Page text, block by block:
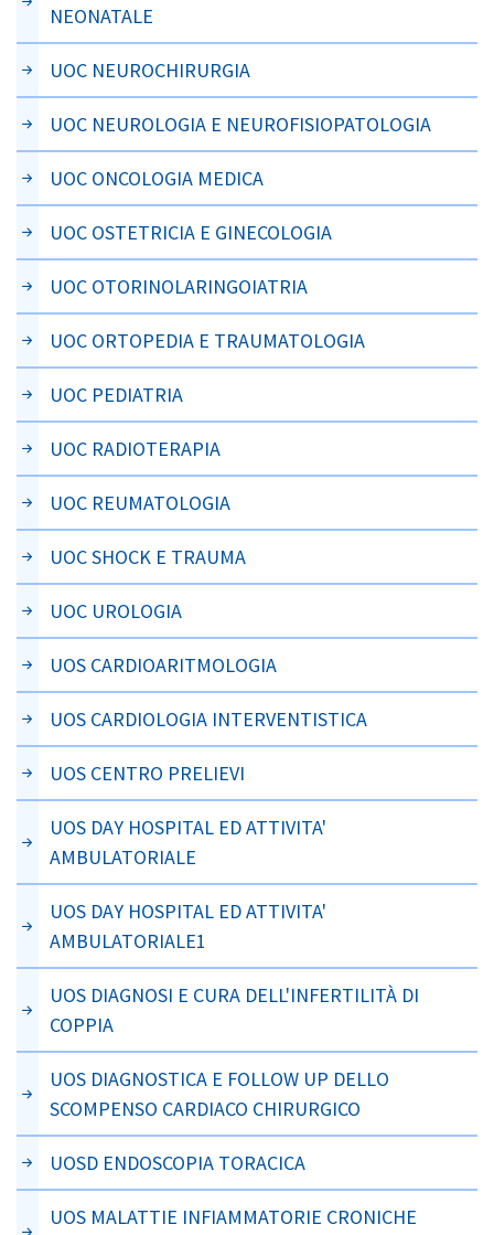
NEONATALE
UOC NEUROCHIRURGIA
UOC NEUROLOGIA E NEUROFISIOPATOLOGIA
UOC ONCOLOGIA MEDICA
UOC OSTETRICIA E GINECOLOGIA
UOC OTORINOLARINGOIATRIA
UOC ORTOPEDIA E TRAUMATOLOGIA
UOC PEDIATRIA
UOC RADIOTERAPIA
UOC REUMATOLOGIA
UOC SHOCK E TRAUMA
UOC UROLOGIA
UOS CARDIOARITMOLOGIA
UOS CARDIOLOGIA INTERVENTISTICA
UOS CENTRO PRELIEVI
UOS DAY HOSPITAL ED ATTIVITA'
AMBULATORIALE
UOS DAY HOSPITAL ED ATTIVITA'
AMBULATORIALE1
UOS DIAGNOSI E CURA DELL'INFERTILITÀ DI
COPPIA
UOS DIAGNOSTICA E FOLLOW UP DELLO
SCOMPENSO CARDIACO CHIRURGICO
UOSD ENDOSCOPIA TORACICA
UOS MALATTIE INFIAMMATORIE CRONICHE